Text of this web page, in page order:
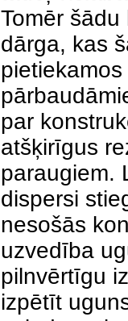
Tomēr
dārga, kas
par
atšķirīgus
paraugiem.
dispersi
nesošās
uzvedība
pilnvērtīgu
izpētīt